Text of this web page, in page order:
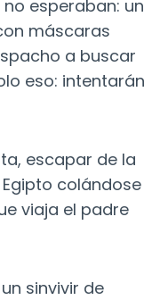
esperaban: un
máscaras
a buscar
eso: intentarán
escapar de la
colándose
viaja el padre
sinvivir de